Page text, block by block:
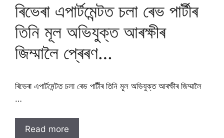
ৰিভেৰা এপাৰ্টমেন্টত চলা ৰেভ পাৰ্টীৰ
তিনি মূল অভিযুক্ত আৰক্ষীৰ
জিম্মালৈ প্ৰেৰণ…
ৰিভেৰা এপাৰ্টমেন্টত চলা ৰেভ পাৰ্টীৰ তিনি মূল অভিযুক্ত আৰক্ষীৰ জিম্মালৈ
…
Read more